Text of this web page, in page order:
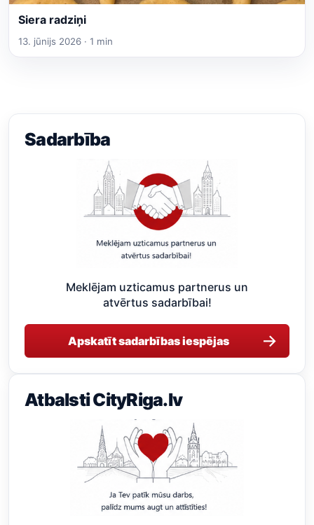
Siera radziņi
13. jūnijs 2026 · 1 min
Sadarbība
Meklējam uzticamus partnerus un
atvērtus sadarbībai!
Apskatīt sadarbības iespējas →
Atbalsti CityRiga.lv